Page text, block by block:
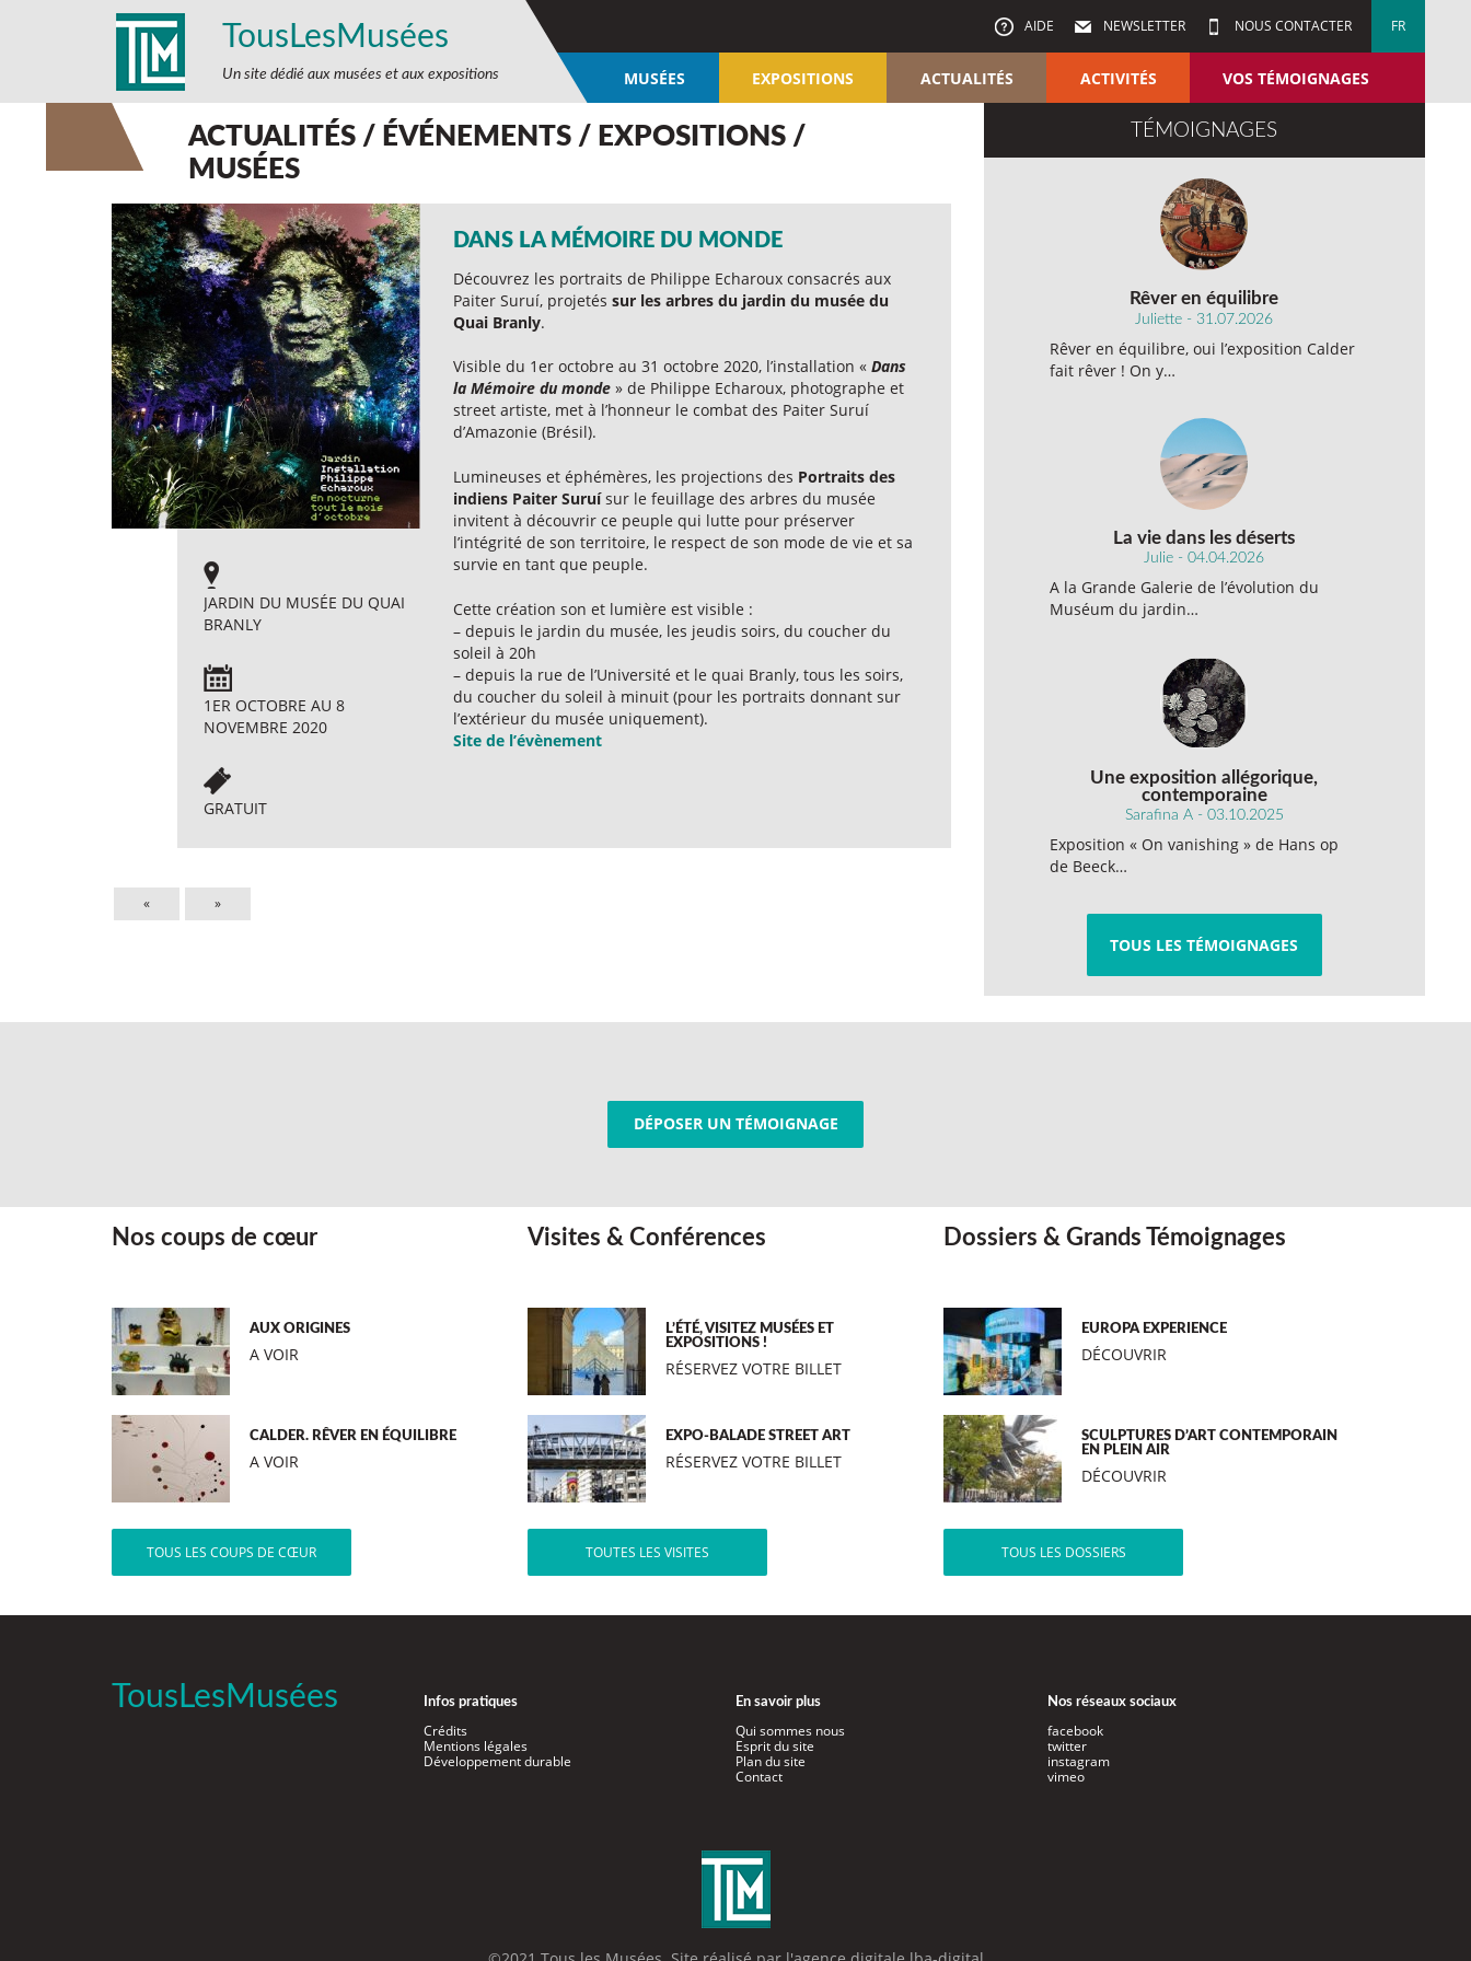
TousLesMusées
Un site dédié aux musées et aux expositions
AIDE NEWSLETTER NOUS CONTACTER FR
MUSÉES EXPOSITIONS ACTUALITÉS ACTIVITÉS VOS TÉMOIGNAGES
ACTUALITÉS / ÉVÉNEMENTS / EXPOSITIONS /
MUSÉES
JARDIN DU MUSÉE DU QUAI
BRANLY
1ER OCTOBRE AU 8
NOVEMBRE 2020
GRATUIT
DANS LA MÉMOIRE DU MONDE
Découvrez les portraits de Philippe Echaroux consacrés aux
Paiter Suruí, projetés sur les arbres du jardin du musée du
Quai Branly.
Visible du 1er octobre au 31 octobre 2020, l’installation « Dans
la Mémoire du monde » de Philippe Echaroux, photographe et
street artiste, met à l’honneur le combat des Paiter Suruí
d’Amazonie (Brésil).
Lumineuses et éphémères, les projections des Portraits des
indiens Paiter Suruísur le feuillage des arbres du musée
invitent à découvrir ce peuple qui lutte pour préserver
l’intégrité de son territoire, le respect de son mode de vie et sa
survie en tant que peuple.
Cette création son et lumière est visible :
– depuis le jardin du musée, les jeudis soirs, du coucher du
soleil à 20h
– depuis la rue de l’Université et le quai Branly, tous les soirs,
du coucher du soleil à minuit (pour les portraits donnant sur
l’extérieur du musée uniquement).
Site de l’évènement
« »
TÉMOIGNAGES
Rêver en équilibre
Juliette - 31.07.2026
Rêver en équilibre, oui l’exposition Calder
fait rêver ! On y…
La vie dans les déserts
Julie - 04.04.2026
A la Grande Galerie de l’évolution du
Muséum du jardin…
Une exposition allégorique,
contemporaine
Sarafina A - 03.10.2025
Exposition « On vanishing » de Hans op
de Beeck…
TOUS LES TÉMOIGNAGES
DÉPOSER UN TÉMOIGNAGE
Nos coups de cœur
AUX ORIGINES
A VOIR
CALDER. RÊVER EN ÉQUILIBRE
A VOIR
TOUS LES COUPS DE CŒUR
Visites & Conférences
L’ÉTÉ, VISITEZ MUSÉES ET
EXPOSITIONS !
RÉSERVEZ VOTRE BILLET
EXPO-BALADE STREET ART
RÉSERVEZ VOTRE BILLET
TOUTES LES VISITES
Dossiers & Grands Témoignages
EUROPA EXPERIENCE
DÉCOUVRIR
SCULPTURES D’ART CONTEMPORAIN
EN PLEIN AIR
DÉCOUVRIR
TOUS LES DOSSIERS
TousLesMusées Infos pratiques
Crédits
Mentions légales
Développement durable
En savoir plus
Qui sommes nous
Esprit du site
Plan du site
Contact
Nos réseaux sociaux
facebook
twitter
instagram
vimeo